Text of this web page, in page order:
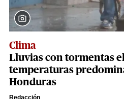
Clima
Lluvias con tormentas
temperaturas
Honduras
Redacción